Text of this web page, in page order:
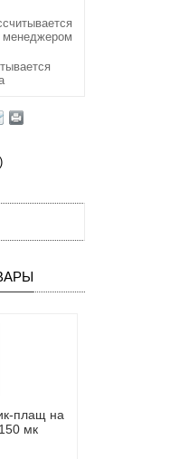
менеджером
плащ на
мк